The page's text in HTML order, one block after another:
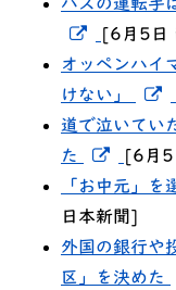
新しいウ
[6月5日
オッペンハイ
けない」
道で泣いてい
た
新し
[6月5
「お中元」を
日本新聞]
外国の銀行や
区」を決めた